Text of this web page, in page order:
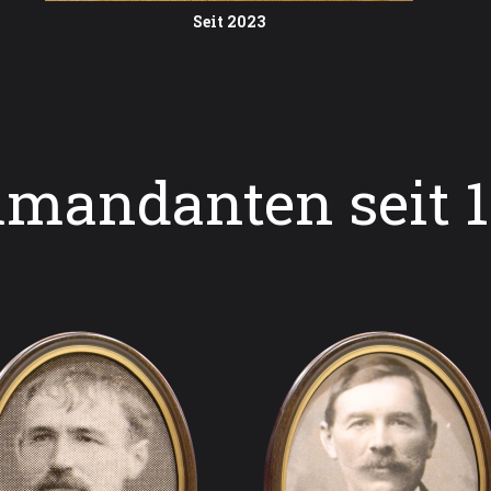
Seit 2023
seit